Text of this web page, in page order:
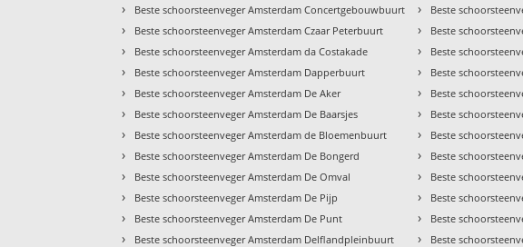
› Beste schoorsteenveger Amsterdam Concertgebouwbuurt
› Beste schoorsteenveger Amsterdam Czaar Peterbuurt
› Beste schoorsteenveger Amsterdam da Costakade
› Beste schoorsteenveger Amsterdam Dapperbuurt
› Beste schoorsteenveger Amsterdam De Aker
› Beste schoorsteenveger Amsterdam De Baarsjes
› Beste schoorsteenveger Amsterdam de Bloemenbuurt
› Beste schoorsteenveger Amsterdam De Bongerd
› Beste schoorsteenveger Amsterdam De Omval
› Beste schoorsteenveger Amsterdam De Pijp
› Beste schoorsteenveger Amsterdam De Punt
› Beste schoorsteenveger Amsterdam Delflandpleinbuurt
› Beste
› Beste
› Beste
› Beste
› Beste
› Beste
› Beste
› Beste
› Beste
› Beste
› Beste
› Beste